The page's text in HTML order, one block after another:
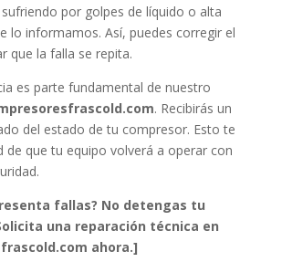
por golpes de líquido o alta
lo informamos. Así, puedes corregir el
que la falla se repita.
es parte fundamental de nuestro
. Recibirás un
del estado de tu compresor. Esto te
de que tu equipo volverá a operar con
fallas? No detengas tu
una reparación técnica en
ahora.]